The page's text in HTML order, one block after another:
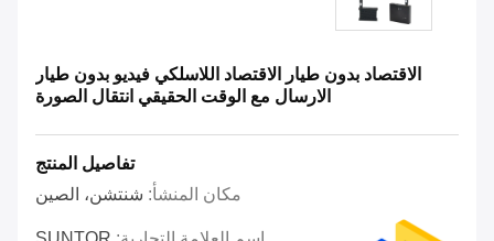
الاقتصاد بدون طيار الاقتصاد اللاسلكي فيديو بدون طيار
الارسال مع الوقت الحقيقي انتقال الصورة
تفاصيل المنتج
مكان المنشأ: شنتشن، الصين